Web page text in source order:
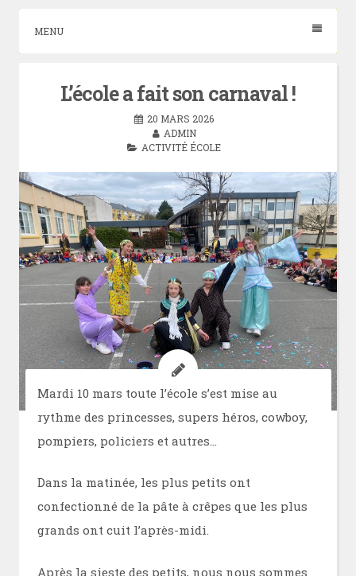
MENU
L’école a fait son carnaval !
20 MARS 2026
ADMIN
ACTIVITÉ ÉCOLE
Mardi 10 mars toute l’école s’est mise au
rythme des princesses, supers héros, cowboy,
pompiers, policiers et autres…
Dans la matinée, les plus petits ont
confectionné de la pâte à crêpes que les plus
grands ont cuit l’après-midi.
Après la sieste des petits, nous nous sommes